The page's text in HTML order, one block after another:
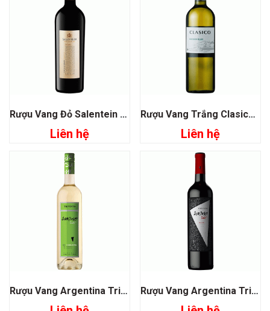
Rượu Vang Đỏ Salentein Single Vineyard Malbec
Liên hệ
Rượu Vang Trắng Clasico De Lagarde Sauvignon Blanc
Liên hệ
Rượu Vang Argentina Trivento Amado Sur Torrontes Rượu Vang Argentina Trivento Ama Sur Malbec Syrah